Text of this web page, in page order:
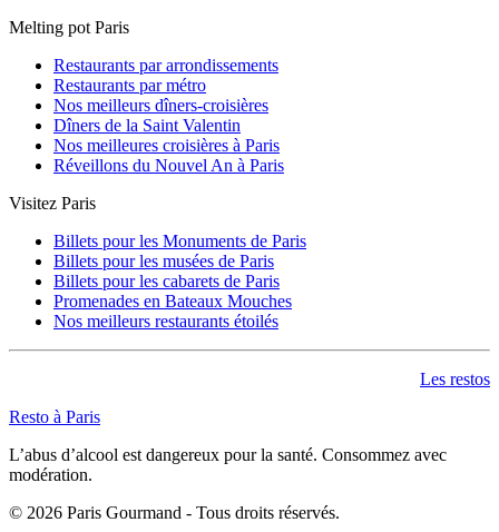
Melting pot Paris
Restaurants par arrondissements
Restaurants par métro
Nos meilleurs dîners-croisières
Dîners de la Saint Valentin
Nos meilleures croisières à Paris
Réveillons du Nouvel An à Paris
Visitez Paris
Billets pour les Monuments de Paris
Billets pour les musées de Paris
Billets pour les cabarets de Paris
Promenades en Bateaux Mouches
Nos meilleurs restaurants étoilés
Les restos
Resto à Paris
L’abus d’alcool est dangereux pour la santé. Consommez avec
modération.
© 2026 Paris Gourmand - Tous droits réservés.